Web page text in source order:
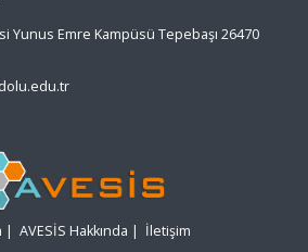
Yunus Emre Kampüsü Tepebaşı 26470
| AVESİS Hakkında | İletişim